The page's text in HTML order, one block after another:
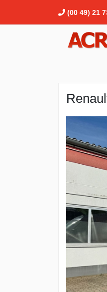
(00 49) 21